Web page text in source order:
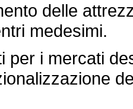
delle
medesimi.
i mercati